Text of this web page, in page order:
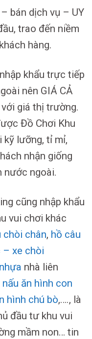
bán dịch vụ – UY
trao đến niềm
hàng.
khẩu trực tiếp
nên GIÁ CẢ
giá thị trường.
Đồ Chơi Khu
kỹ lưỡng, tỉ mỉ,
nhận giống
nước ngoài.
cũng nhập khẩu
vui chơi khác
chòi chân, hồ câu
– xe chòi
nhà liên
ăn hình con
hình chú bò,…., là
đầu tư khu vui
mầm non… tin